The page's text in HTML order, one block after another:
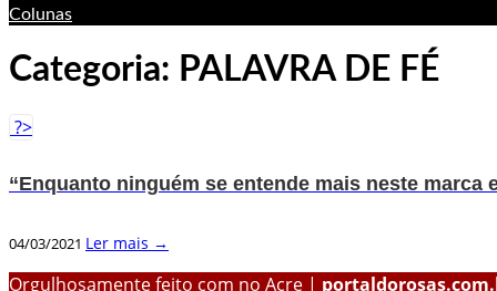
Colunas
Categoria: PALAVRA DE FÉ
?>
“Enquanto ninguém se entende mais neste marca
04/03/2021 Ler mais →
Orgulhosamente feito com no Acre |